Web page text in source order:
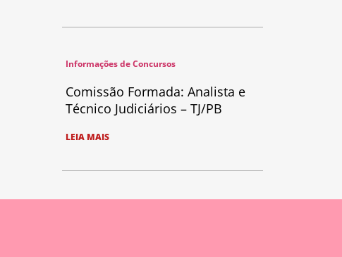
Informações de Concursos
Comissão Formada: Analista e
Técnico Judiciários – TJ/PB
LEIA MAIS